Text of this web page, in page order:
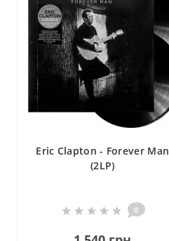
Eric Clapton - Forever Man
(2LP)
0